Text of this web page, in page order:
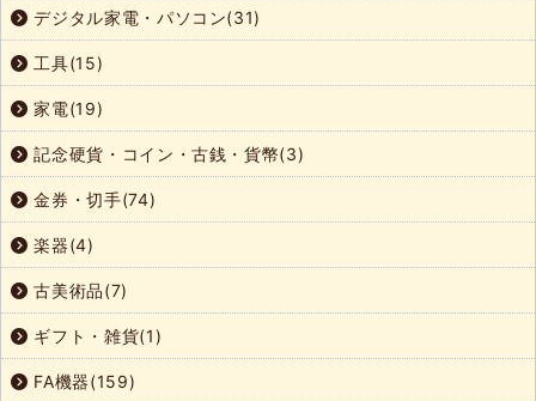
デジタル家電・パソコン(31)
工具(15)
家電(19)
記念硬貨・コイン・古銭・貨幣(3)
金券・切手(74)
楽器(4)
古美術品(7)
ギフト・雑貨(1)
FA機器(159)